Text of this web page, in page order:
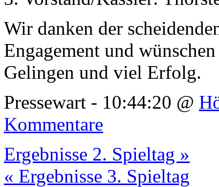
Wir danken der
Engagement und
Gelingen und viel Erfolg.
Pressewart - 10:44:20 @
Kommentare
Ergebnisse 2. Spieltag »
« Ergebnisse 3. Spieltag